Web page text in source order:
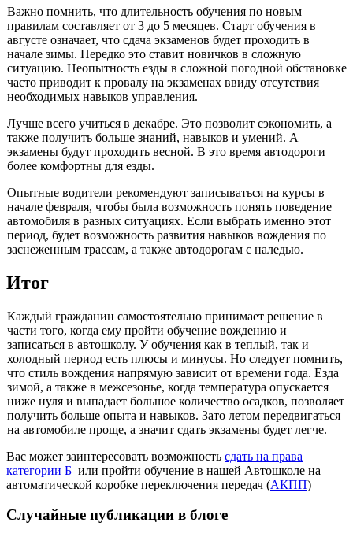
Важно помнить, что длительность обучения по новым
правилам составляет от 3 до 5 месяцев. Старт обучения в
августе означает, что сдача экзаменов будет проходить в
начале зимы. Нередко это ставит новичков в сложную
ситуацию. Неопытность езды в сложной погодной обстановке
часто приводит к провалу на экзаменах ввиду отсутствия
необходимых навыков управления.
Лучше всего учиться в декабре. Это позволит сэкономить, а
также получить больше знаний, навыков и умений. А
экзамены будут проходить весной. В это время автодороги
более комфортны для езды.
Опытные водители рекомендуют записываться на курсы в
начале февраля, чтобы была возможность понять поведение
автомобиля в разных ситуациях. Если выбрать именно этот
период, будет возможность развития навыков вождения по
заснеженным трассам, а также автодорогам с наледью.
Итог
Каждый гражданин самостоятельно принимает решение в
части того, когда ему пройти обучение вождению и
записаться в автошколу. У обучения как в теплый, так и
холодный период есть плюсы и минусы. Но следует помнить,
что стиль вождения напрямую зависит от времени года. Езда
зимой, а также в межсезонье, когда температура опускается
ниже нуля и выпадает большое количество осадков, позволяет
получить больше опыта и навыков. Зато летом передвигаться
на автомобиле проще, а значит сдать экзамены будет легче.
Вас может заинтересовать возможность сдать на права
категории Б или пройти обучение в нашей Автошколе на
автоматической коробке переключения передач (АКПП)
Случайные публикации в блоге